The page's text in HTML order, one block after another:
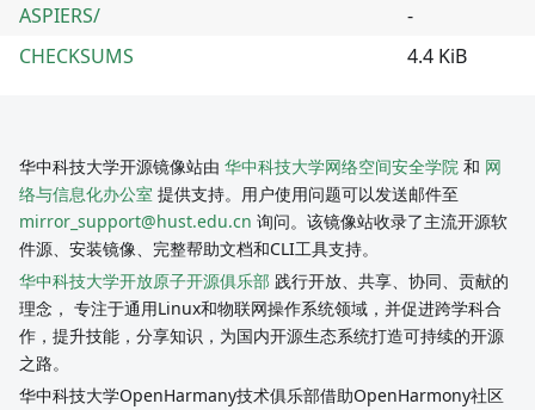
ASPIERS/
-
CHECKSUMS
4.4 KiB
华中科技大学开源镜像站由 华中科技大学网络空间安全学院 和 网
络与信息化办公室 提供支持。用户使用问题可以发送邮件至
mirror_support@hust.edu.cn 询问。该镜像站收录了主流开源软
件源、安装镜像、完整帮助文档和CLI工具支持。
华中科技大学开放原子开源俱乐部 践行开放、共享、协同、贡献的
理念， 专注于通用Linux和物联网操作系统领域，并促进跨学科合
作，提升技能，分享知识，为国内开源生态系统打造可持续的开源
之路。
华中科技大学OpenHarmany技术俱乐部借助OpenHarmony社区